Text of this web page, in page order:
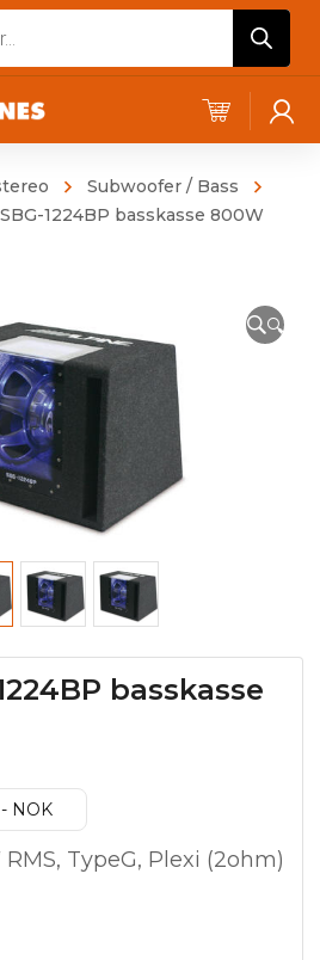
Subwoofer / Bass
1224BP basskasse 800W
🔍
basskasse
NOK
TypeG, Plexi (2ohm)